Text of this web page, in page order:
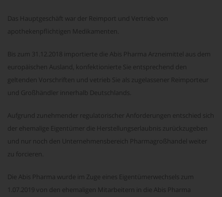
Das Hauptgeschäft war der Reimport und Vertrieb von
apothekenpflichtigen Medikamenten.
Bis zum 31.12.2018 importierte die Abis Pharma Arzneimittel aus dem
europäischen Ausland, konfektionierte Sie entsprechend den
geltenden Vorschriften und vetrieb Sie als zugelassener Reimporteur
und Großhändler innerhalb Deutschlands.
Aufgrund zunehmender regulatorischer Anforderungen entschied sich
der ehemalige Eigentümer die Herstellungserlaubnis zurückzugeben
und nur noch den Unternehmensbereich Pharmagroßhandel weiter
zu forcieren.
Die Abis Pharma wurde im Zuge eines Eigentümerwechsels zum
1.07.2019 von den ehemaligen Mitarbeitern in die Abis Pharma